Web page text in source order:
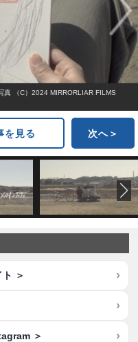
真 （C）2024 MIRRORLIAR FILMS
を見る 次へ＞
＞
＞